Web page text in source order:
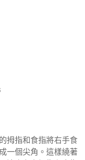
拇指和食指將右手食
一個尖角。這樣繞著